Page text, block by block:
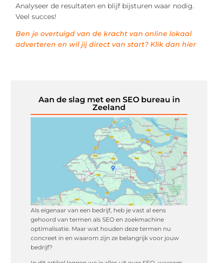
Analyseer de resultaten en blijf bijsturen waar nodig.
Veel succes!
Ben je overtuigd van de kracht van online lokaal
adverteren en wil jij direct van start? Klik dan hier
Aan de slag met een SEO bureau in
Zeeland
Als eigenaar van een bedrijf, heb je vast al eens
gehoord van termen als SEO en zoekmachine
optimalisatie. Maar wat houden deze termen nu
concreet in en waarom zijn ze belangrijk voor jouw
bedrijf?